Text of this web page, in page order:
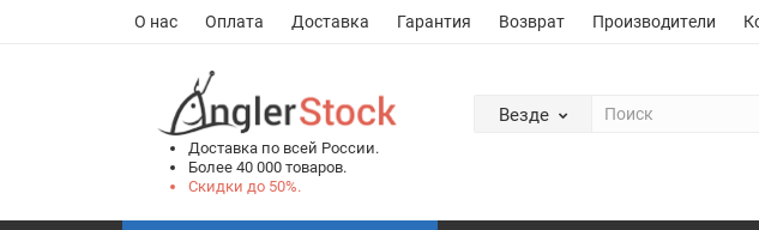
О нас Оплата Доставка Гарантия Возврат Производители
Доставка по всей России.
Более 40 000 товаров.
Скидки до 50%.
Везде